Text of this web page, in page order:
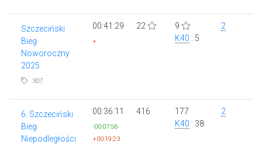
Szczeciński
Bieg
Noworoczny
2025
307
00:41:29
+
22
9
K40 : 5
2
6. Szczeciński
Bieg
Niepodległości
00:36:11
-00:07:56
+00:19:23
416
177
K40 : 38
2